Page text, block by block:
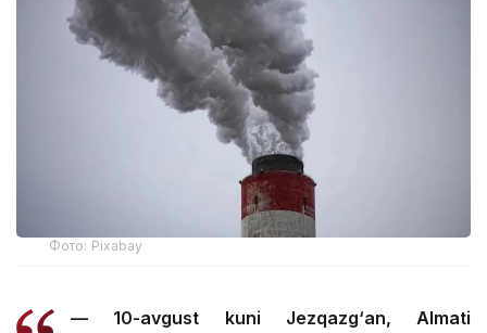
Фото: Pixabay
— 10-avgust kuni Jezqazg‘an, Almati